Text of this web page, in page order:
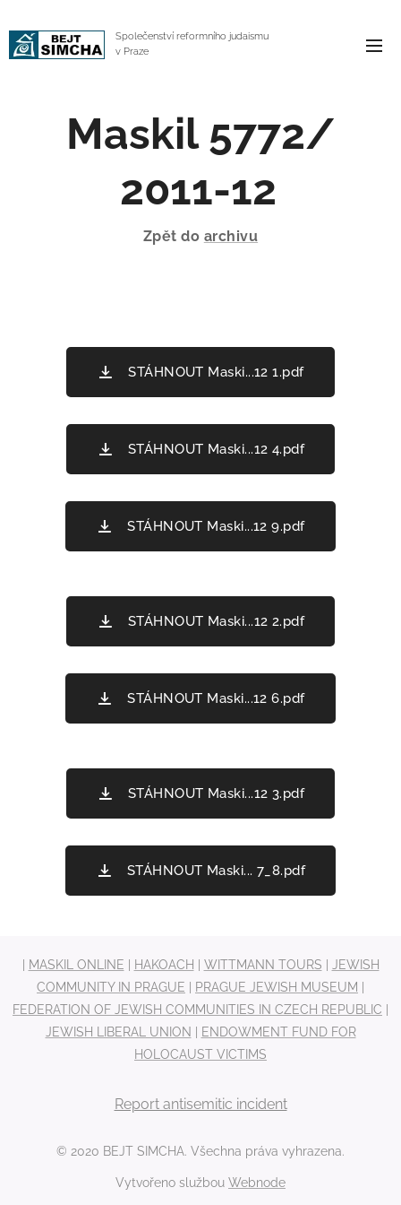
Společenství reformního judaismu
v Praze
Maskil 5772/
2011-12
Zpět do archivu
STÁHNOUT Maski...12 1.pdf
STÁHNOUT Maski...12 4.pdf
STÁHNOUT Maski...12 9.pdf
STÁHNOUT Maski...12 2.pdf
STÁHNOUT Maski...12 6.pdf
STÁHNOUT Maski...12 3.pdf
STÁHNOUT Maski... 7_8.pdf
MASKIL ONLINE HAKOACH WITTMANN TOURS
JEWISH
COMMUNITY IN PRAGUE
PRAGUE JEWISH MUSEUM
FEDERATION OF JEWISH COMMUNITIES IN CZECH REPUBLIC
JEWISH LIBERAL UNION
ENDOWMENT FUND FOR
HOLOCAUST VICTIMS
Report antisemitic incident
© 2020 BEJT SIMCHA. Všechna práva vyhrazena.
Vytvořeno službou Webnode